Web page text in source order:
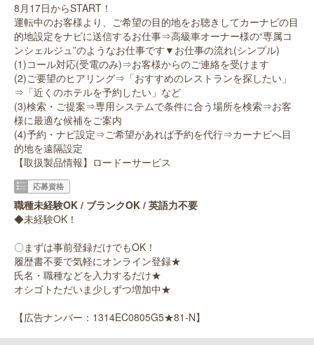
8月17日からSTART！
運転中のお客様より、ご希望の目的地をお聴きしてカーナビの目
的地設定をナビに送信するお仕事⇒高級車オーナー様の“専属コ
ンシェルジュ”のようなお仕事です▼お仕事の流れ(シンプル)
(1)コール対応(受電のみ)⇒お客様からのご連絡を受けます
(2)ご要望のヒアリング⇒「おすすめのレストランを探したい」
⇒「近くのホテルを予約したい」など
(3)検索・ご提案⇒専用システムで条件に合う場所を検索⇒お客
様に最適な候補をご案内
(4)予約・ナビ設定⇒ご希望があれば予約を代行⇒カーナビへ目
的地を遠隔設定
【取扱製品情報】ロードーサービス
応募資格
職種未経験OK / ブランクOK / 英語力不要
◆未経験OK！
〇まずは事前登録だけでもOK！
履歴書不要で気軽にオンライン登録★
氏名・職種などを入力するだけ★
オシゴトただいま少しずつ増加中★
【広告ナンバー：1314EC0805G5★81-N】